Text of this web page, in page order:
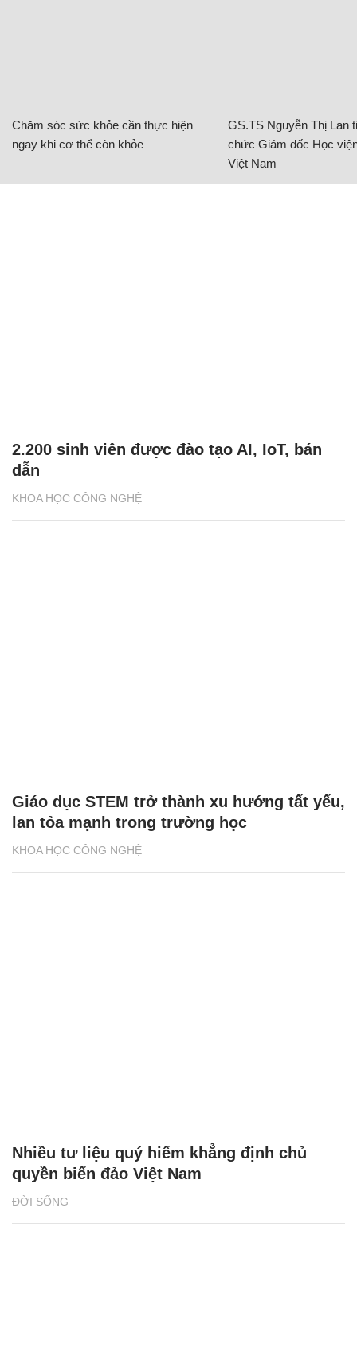
Chăm sóc sức khỏe cần thực hiện
ngay khi cơ thể còn khỏe
GS.TS Nguyễn Thị Lan
chức Giám đốc Học
Việt Nam
KHOA HỌC CÔNG NGHỆ
2.200 sinh viên được đào tạo AI, IoT, bán
dẫn
KHOA HỌC CÔNG NGHỆ
Giáo dục STEM trở thành xu hướng tất yếu,
lan tỏa mạnh trong trường học
ĐỜI SỐNG
Nhiều tư liệu quý hiếm khẳng định chủ
quyền biển đảo Việt Nam